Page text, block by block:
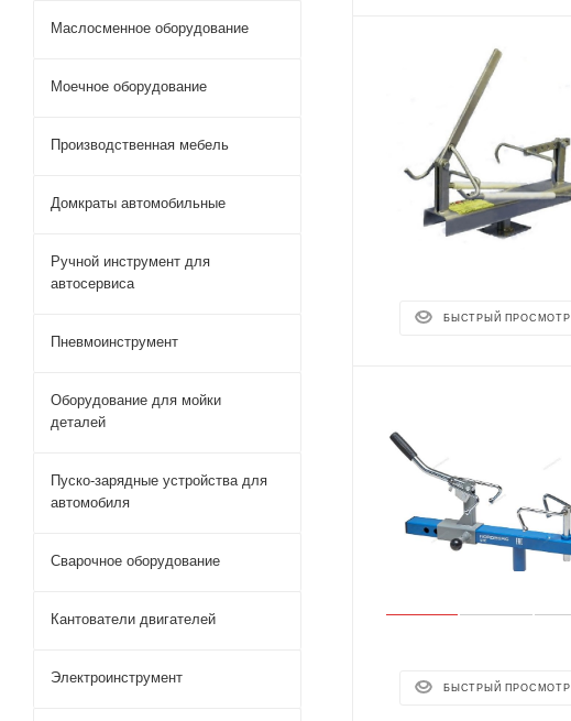
БЫСТРЫЙ ПРОСМОТР
БЫСТРЫЙ ПРОСМОТР
Маслосменное оборудование
Моечное оборудование
Производственная мебель
Домкраты автомобильные
Ручной инструмент для
автосервиса
Пневмоинструмент
Оборудование для мойки
деталей
Пуско-зарядные устройства для
автомобиля
Сварочное оборудование
Кантователи двигателей
Электроинструмент